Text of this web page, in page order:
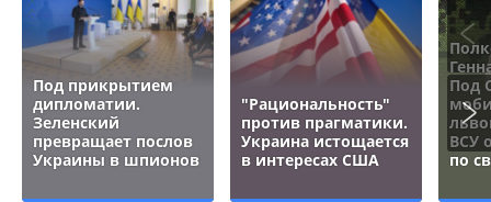
Под прикрытием
дипломатии.
Зеленский
превращает послов
Украины в шпионов
"Рациональность"
против прагматики.
Украина истощается
в интересах США
Под
ВСУ
по